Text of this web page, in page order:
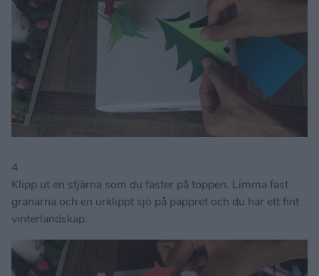
4
Klipp ut en stjärna som du fäster på toppen. Limma fast
granarna och en urklippt sjö på pappret och du har ett fint
vinterlandskap.